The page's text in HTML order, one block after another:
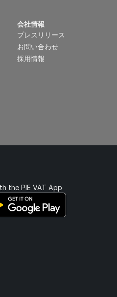
会社情報
プレスリリース
お問い合わせ
採用情報
the PIE VAT App